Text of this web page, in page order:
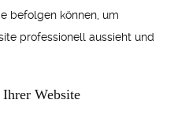
befolgen können, um
professionell aussieht und
Website